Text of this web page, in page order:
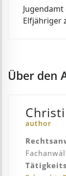
Elfjähriger
Über den
author